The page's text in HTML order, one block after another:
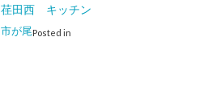
荏田西 キッチン
Posted in
市が尾